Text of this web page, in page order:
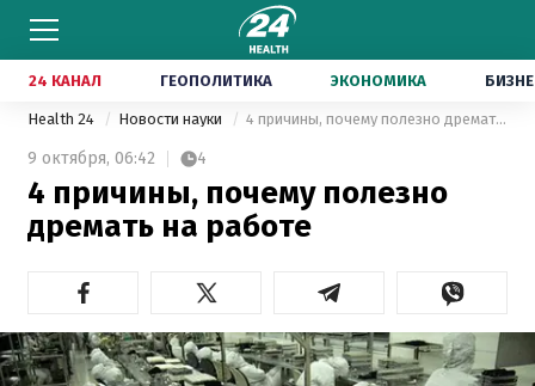
24 КАНАЛ ГЕОПОЛИТИКА ЭКОНОМИКА
Health 24 Новости науки 4 причины, почему полезно дремать на работе
9 октября, 06:42 4
4 причины, почему полезно
дремать на работе